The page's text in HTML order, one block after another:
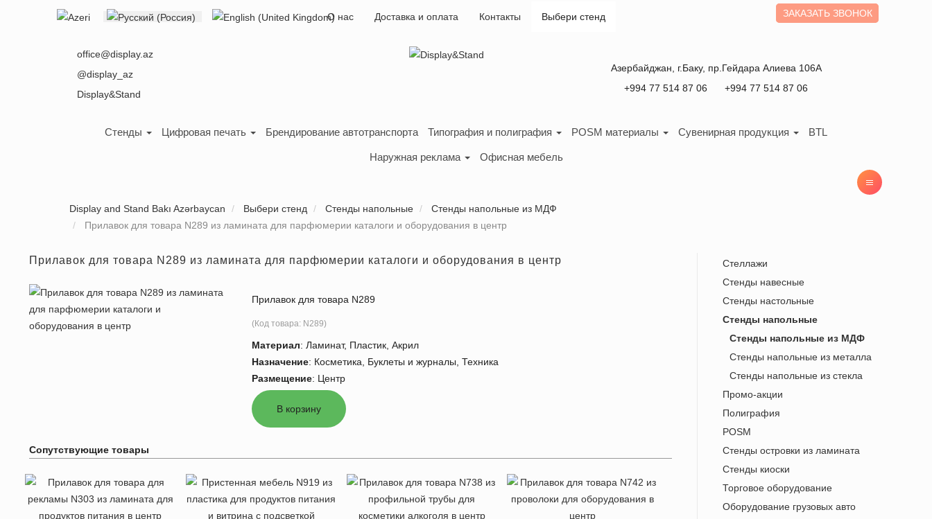
О нас Доставка и оплата Контакты Выбери стенд
Выберите язык ЗАКАЗАТЬ ЗВОНОК
office@display.az
@display_az
Display&Stand
Азербайджан , г.Баку, пр.Гейдара Алиева 106А
+994 77 514 87 06
+994 77 514 87 06
Стенды Цифровая печать Брендирование автотранспорта Типография и полиграфия POSM материалы Сувенирная продукция BTL
Наружная реклама Офисная мебель
Display and Stand Bakı Azərbaycan Выбери стенд Стенды напольные
Стенды напольные из МДФ
Прилавок для товара N289 из ламината для парфюмерии каталоги и оборудования в центр
Прилавок для товара N289 из ламината для парфюмерии каталоги и оборудования в центр
Прилавок для товара N289
(Код товара: N289)
Материал: Ламинат, Пластик, Акрил
Назначение: Косметика, Буклеты и журналы, Техника
Размещение: Центр
Сопутствующие товары
Стеллажи
Стенды навесные
Стенды настольные
Стенды напольные
Стенды напольные из МДФ
Стенды напольные из металла
Cтенды напольные из стекла
Промо-акции
Полиграфия
POSM
Стенды островки из ламината
Стенды киоски
Торговое оборудование
Оборудование грузовых авто